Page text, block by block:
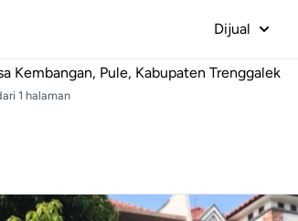
Dijual
Kembangan, Pule, Kabupaten Trenggalek
1 halaman